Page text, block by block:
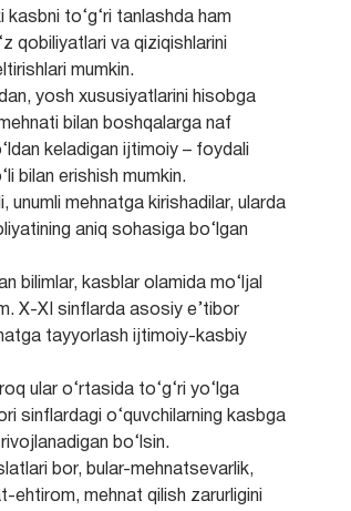
kasbni to‘g‘ri tanlashda ham
qobiliyatlari va qiziqishlarini
mumkin.
yosh xususiyatlarini hisobga
bilan boshqalarga naf
keladigan ijtimoiy – foydali
bilan erishish mumkin.
unumli mehnatga kirishadilar, ularda
aniq sohasiga bo‘lgan
bilimlar, kasblar olamida mo‘ljal
X-XI sinflarda asosiy e’tibor
tayyorlash ijtimoiy-kasbiy
ular o‘rtasida to‘g‘ri yo‘lga
sinflardagi o‘quvchilarning kasbga
bo‘lsin.
bor, bular-mehnatsevarlik,
ehtirom, mehnat qilish zarurligini